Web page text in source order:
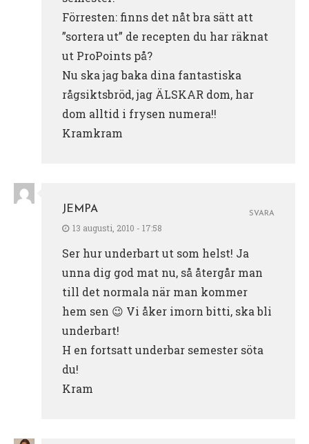
Förresten: finns det nåt bra sätt att
”sortera ut” de recepten du har räknat
ut ProPoints på?
Nu ska jag baka dina fantastiska
rågsiktsbröd, jag ÄLSKAR dom, har
dom alltid i frysen numera!!
Kramkram
JEMPA
13 augusti, 2010 - 17:58
Ser hur underbart ut som helst! Ja
unna dig god mat nu, så återgår man
till det normala när man kommer
hem sen 😉 Vi åker imorn bitti, ska bli
underbart!
H en fortsatt underbar semester söta
du!
Kram
SVARA